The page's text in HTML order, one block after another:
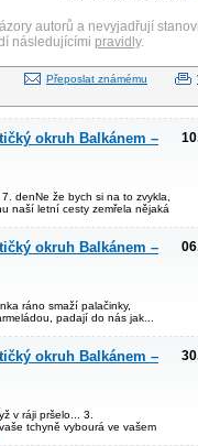
autorů a nevyjadřují
následujícími pravidly.
Přeposlat známému
okruh Balkánem –
denNe že bych si na to zvykla,
naší letní cesty zemřela nějaká
okruh Balkánem –
ráno smaží palačinky,
padají do nás jak...
okruh Balkánem –
v ráji pršelo... 3.
tchyně vybourá ve vašem